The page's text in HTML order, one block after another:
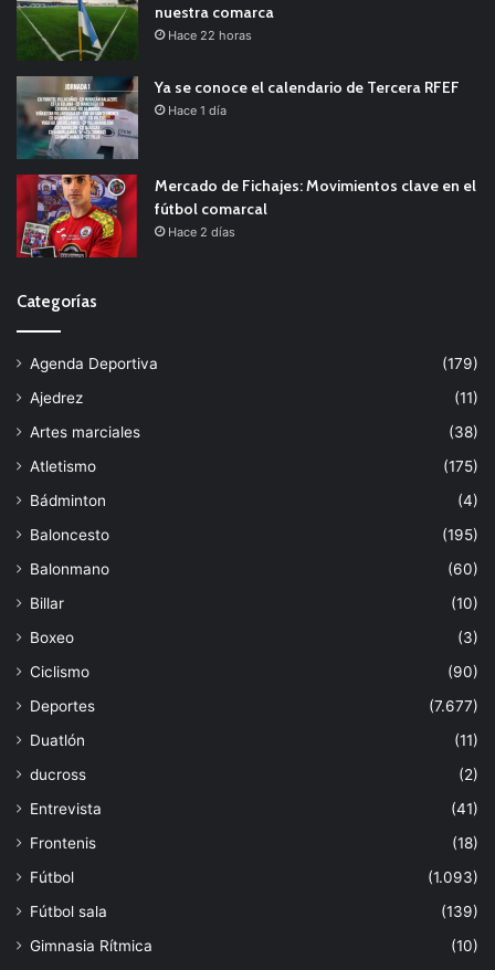
nuestra comarca
Hace 22 horas
Ya se conoce el calendario de Tercera RFEF
Hace 1 día
Mercado de Fichajes: Movimientos clave en el
fútbol comarcal
Hace 2 días
Categorías
Agenda Deportiva
(179)
Ajedrez
(11)
Artes marciales
(38)
Atletismo
(175)
Bádminton
(4)
Baloncesto
(195)
Balonmano
(60)
Billar
(10)
Boxeo
(3)
Ciclismo
(90)
Deportes
(7.677)
Duatlón
(11)
ducross
(2)
Entrevista
(41)
Frontenis
(18)
Fútbol
(1.093)
Fútbol sala
(139)
Gimnasia Rítmica
(10)